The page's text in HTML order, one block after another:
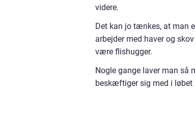
videre.
Det kan jo tænkes, at man
arbejder med haver og
være flishugger.
Nogle gange laver man så
beskæftiger sig med i løbet